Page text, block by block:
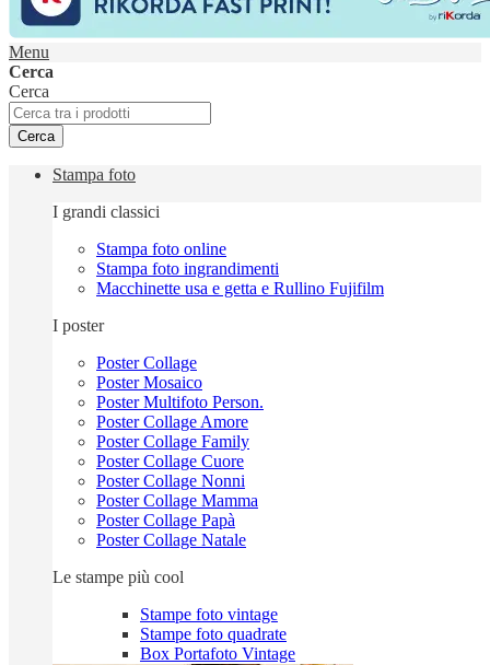
Menu
Cerca
Cerca
Cerca
Stampa foto
I grandi classici
Stampa foto online
Stampa foto ingrandimenti
Macchinette usa e getta e Rullino Fujifilm
I poster
Poster Collage
Poster Mosaico
Poster Multifoto Person.
Poster Collage Amore
Poster Collage Family
Poster Collage Cuore
Poster Collage Nonni
Poster Collage Mamma
Poster Collage Papà
Poster Collage Natale
Le stampe più cool
Stampe foto vintage
Stampe foto quadrate
Box Portafoto Vintage